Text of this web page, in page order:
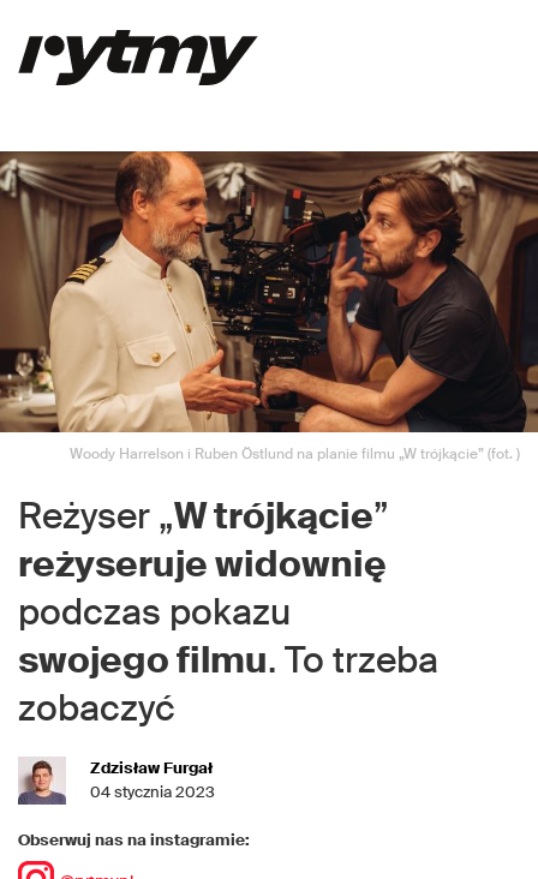
Woody Harrelson i Ruben Östlund na planie filmu „W trójkącie” (fot. )
Reżyser „W trójkącie”
reżyseruje widownię
podczas pokazu
swojego filmu. To trzeba
zobaczyć
Zdzisław Furgał
04 stycznia 2023
Obserwuj nas na instagramie: